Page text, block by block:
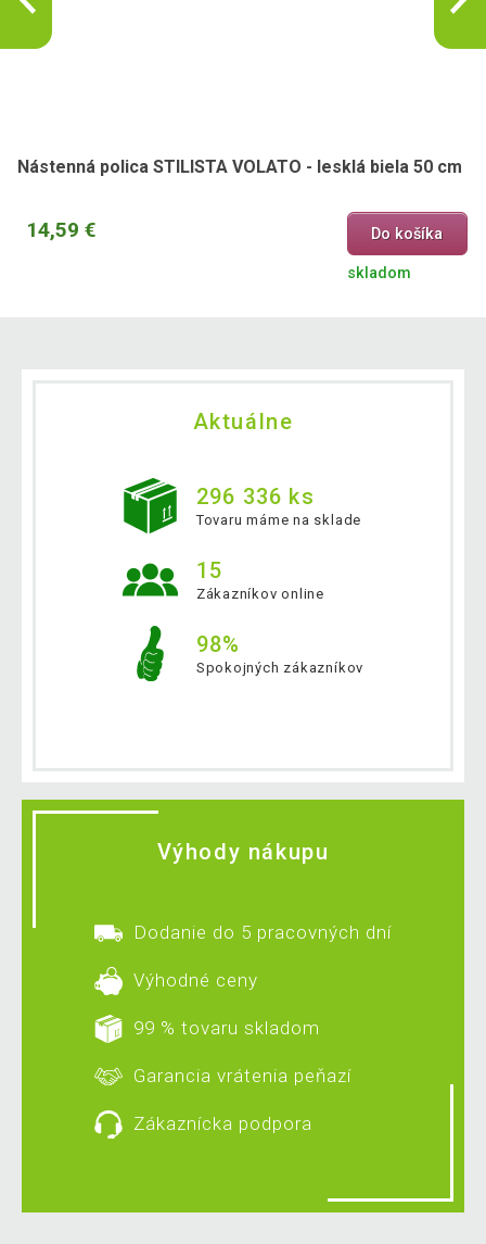
Nástenná polica STILISTA VOLATO - lesklá biela 50 cm
14,59 € Do košíka
skladom
Aktuálne
296 336 ks
Tovaru máme na sklade
15
Zákazníkov online
98%
Spokojných zákazníkov
Výhody nákupu
Dodanie do 5 pracovných dní
Výhodné ceny
99 % tovaru skladom
Garancia vrátenia peňazí
Zákaznícka podpora